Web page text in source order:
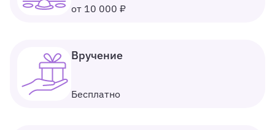
от 10 000 ₽
Вручение
Бесплатно